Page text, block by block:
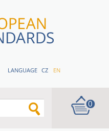
LANGUAGE CZ EN
0